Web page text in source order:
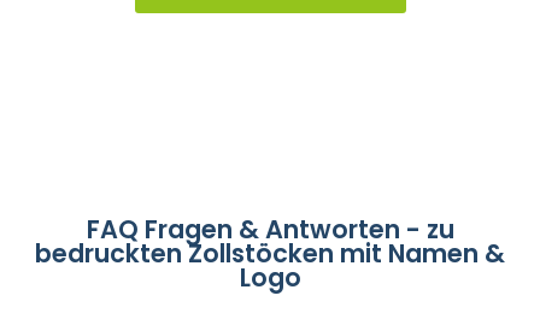
FAQ Fragen & Antworten - zu
bedruckten Zollstöcken mit Namen &
Logo